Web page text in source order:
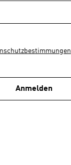
Anmelden